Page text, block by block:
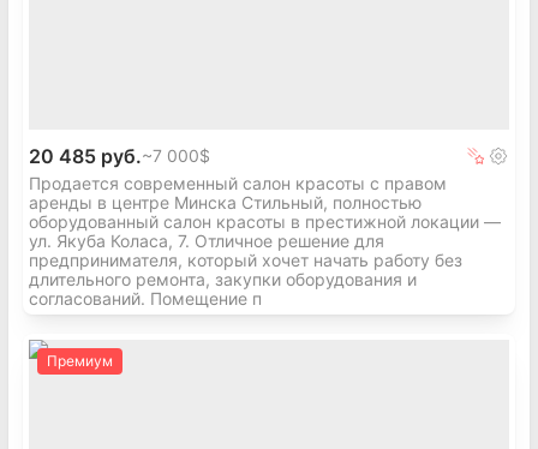
20 485 руб.~7 000$
Продается современный салон красоты с правом
аренды в центре Минска Стильный, полностью
оборудованный салон красоты в престижной локации —
ул. Якуба Коласа, 7. Отличное решение для
предпринимателя, который хочет начать работу без
длительного ремонта, закупки оборудования и
согласований. Помещение п
Премиум